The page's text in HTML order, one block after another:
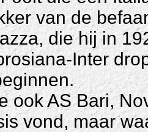
van de
die hij in
Inter
ook AS Bari,
vond, maar